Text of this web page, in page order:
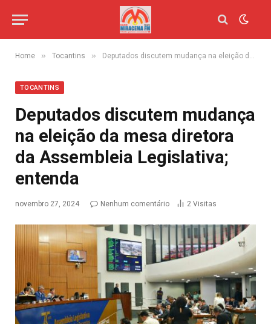
Home » Tocantins » Deputados discutem mudança na eleição da mesa diretora da Assembleia Legislativa; entenda
TOCANTINS
Deputados discutem mudança
na eleição da mesa diretora
da Assembleia Legislativa;
entenda
novembro 27, 2024 Nenhum comentário 2 Visitas